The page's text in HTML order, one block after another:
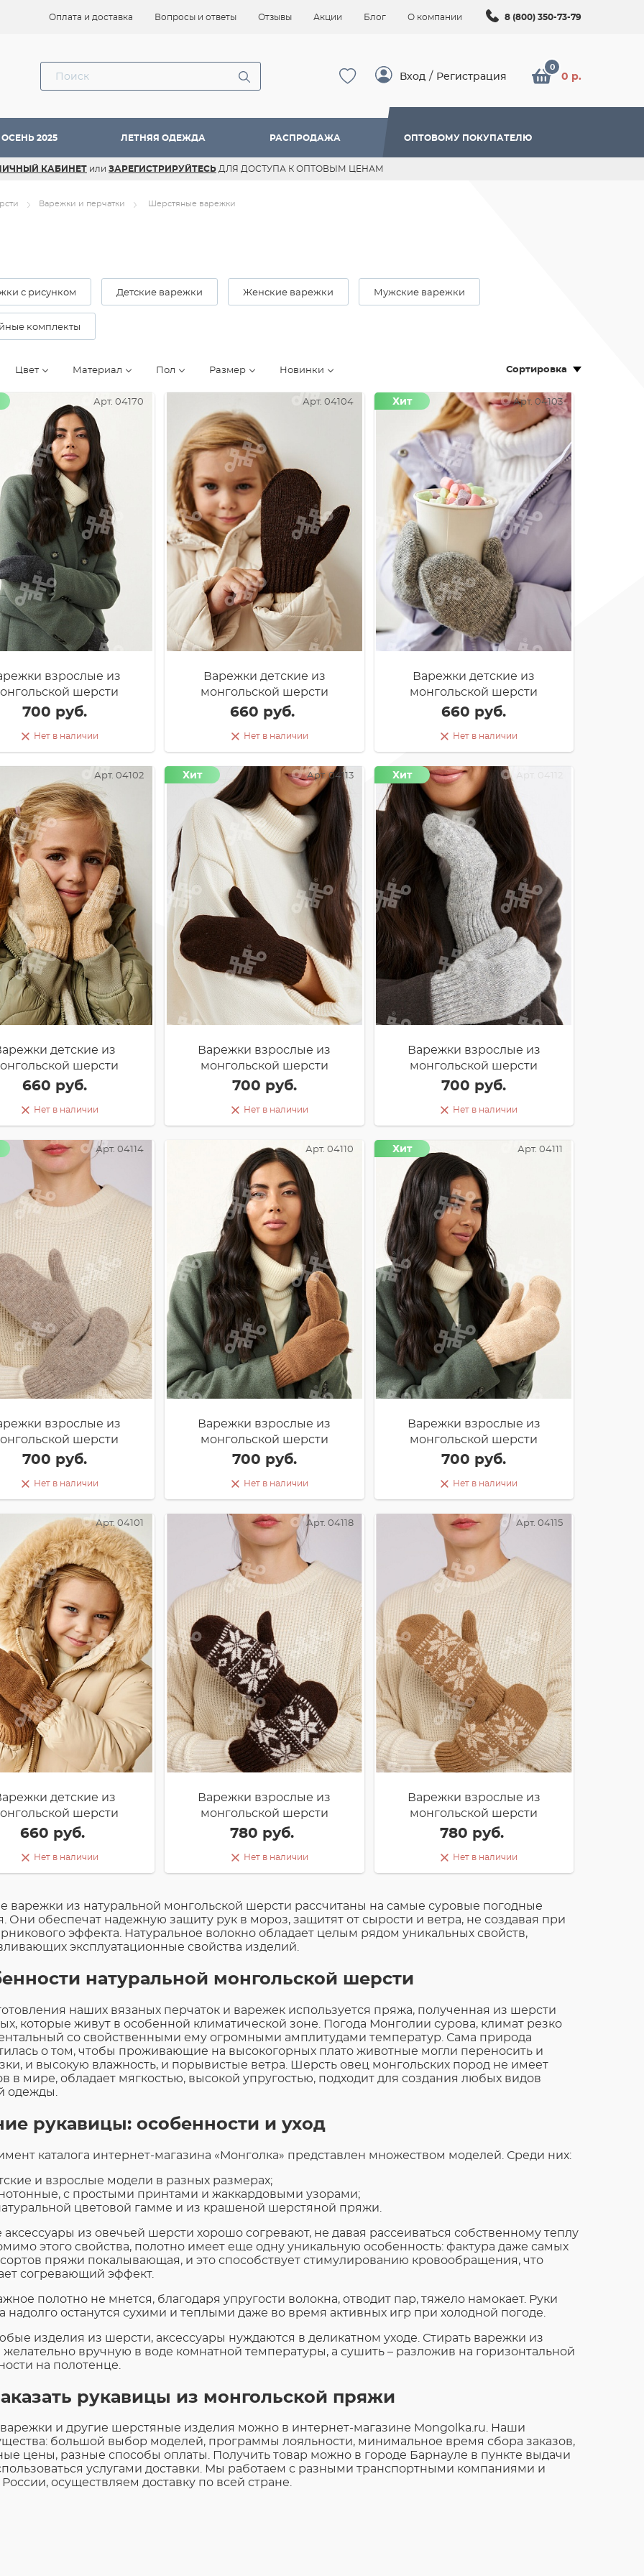
Оплата и доставка Вопросы и ответы Отзывы Акции Блог О компании 8 (800) 350-73-79
Вход / Регистрация 0 р.
ОСЕНЬ 2025 ЛЕТНЯЯ ОДЕЖДА РАСПРОДАЖА ОПТОВОМУ ПОКУПАТЕЛЮ
КАБИНЕТ или ЗАРЕГИСТРИРУЙТЕСЬ ДЛЯ ДОСТУПА К ОПТОВЫМ ЦЕНАМ
Варежки и перчатки Шерстяные варежки
с рисунком Детские варежки Женские варежки Мужские варежки
комплекты
Новинки
Цвет Материал Пол Размер Сортировка
Арт. 04170
взрослые из
шерсти
700 руб.
Нет в наличии
Арт. 04104
Варежки детские из
монгольской шерсти
660 руб.
Нет в наличии
Арт. 04103
Хит
Варежки детские из
монгольской шерсти
660 руб.
Нет в наличии
Арт. 04102
детские из
шерсти
660 руб.
Нет в наличии
Арт. 04113
Хит
Варежки взрослые из
монгольской шерсти
700 руб.
Нет в наличии
Арт. 04112
Хит
Варежки взрослые из
монгольской шерсти
700 руб.
Нет в наличии
Арт. 04114
взрослые из
шерсти
700 руб.
Нет в наличии
Арт. 04110
Варежки взрослые из
монгольской шерсти
700 руб.
Нет в наличии
Арт. 04111
Хит
Варежки взрослые из
монгольской шерсти
700 руб.
Нет в наличии
Арт. 04101
детские из
шерсти
660 руб.
Нет в наличии
Арт. 04118
Варежки взрослые из
монгольской шерсти
780 руб.
Нет в наличии
Арт. 04115
Варежки взрослые из
монгольской шерсти
780 руб.
Нет в наличии
варежки из натуральной монгольской шерсти рассчитаны на самые суровые погодные
Они обеспечат надежную защиту рук в мороз, защитят от сырости и ветра, не создавая при
эффекта. Натуральное волокно обладает целым рядом уникальных свойств,
эксплуатационные свойства изделий.
натуральной монгольской шерсти
наших вязаных перчаток и варежек используется пряжа, полученная из шерсти
которые живут в особенной климатической зоне. Погода Монголии сурова, климат резко
со свойственными ему огромными амплитудами температур. Сама природа
о том, чтобы проживающие на высокогорных плато животные могли переносить и
и высокую влажность, и порывистые ветра. Шерсть овец монгольских пород не имеет
в мире, обладает мягкостью, высокой упругостью, подходит для создания любых видов
одежды.
рукавицы: особенности и уход
каталога интернет-магазина «Монголка» представлен множеством моделей. Среди них:
и взрослые модели в разных размерах;
с простыми принтами и жаккардовыми узорами;
цветовой гамме и из крашеной шерстяной пряжи.
из овечьей шерсти хорошо согревают, не давая рассеиваться собственному теплу
этого свойства, полотно имеет еще одну уникальную особенность: фактура даже самых
пряжи покалывающая, и это способствует стимулированию кровообращения, что
согревающий эффект.
полотно не мнется, благодаря упругости волокна, отводит пар, тяжело намокает. Руки
надолго останутся сухими и теплыми даже во время активных игр при холодной погоде.
изделия из шерсти, аксессуары нуждаются в деликатном уходе. Стирать варежки из
вручную в воде комнатной температуры, а сушить – разложив на горизонтальной
на полотенце.
рукавицы из монгольской пряжи
и другие шерстяные изделия можно в интернет-магазине Mongolka.ru. Наши
большой выбор моделей, программы лояльности, минимальное время сбора заказов,
цены, разные способы оплаты. Получить товар можно в городе Барнауле в пункте выдачи
услугами доставки. Мы работаем с разными транспортными компаниями и
осуществляем доставку по всей стране.